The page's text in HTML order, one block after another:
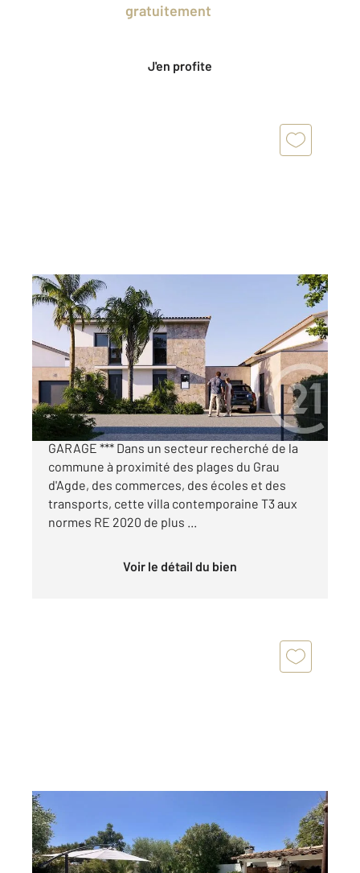
gratuitement
J'en profite
LE GRAU D AGDE 34
71,71 m2, 3 pièces
Ref : 4890
Maison à vendre
370 000 €
*** LE GRAU D'AGDE - VILLA NEUVE T3 +
GARAGE *** Dans un secteur recherché de la
commune à proximité des plages du Grau
d'Agde, des commerces, des écoles et des
transports, cette villa contemporaine T3 aux
normes RE 2020 de plus ...
Voir le détail du bien
LE GRAU D AGDE 34
135,46 m
, 4 pièces
Ref : 3737